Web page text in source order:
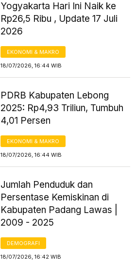
Yogyakarta Hari Ini Naik ke
Rp26,5 Ribu , Update 17 Juli
2026
EKONOMI & MAKRO
18/07/2026, 16:44 WIB
PDRB Kabupaten Lebong
2025: Rp4,93 Triliun, Tumbuh
4,01 Persen
EKONOMI & MAKRO
18/07/2026, 16:44 WIB
Jumlah Penduduk dan
Persentase Kemiskinan di
Kabupaten Padang Lawas |
2009 - 2025
DEMOGRAFI
18/07/2026, 16:42 WIB